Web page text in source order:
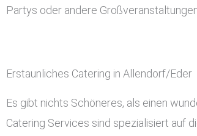
Partys oder andere
Erstaunliches Catering in Allendorf/Eder
Es gibt nichts Schöneres, als einen
Catering Services sind spezialisiert auf